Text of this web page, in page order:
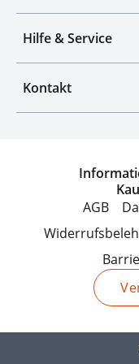
Hilfe & Service
Kontakt
AGB